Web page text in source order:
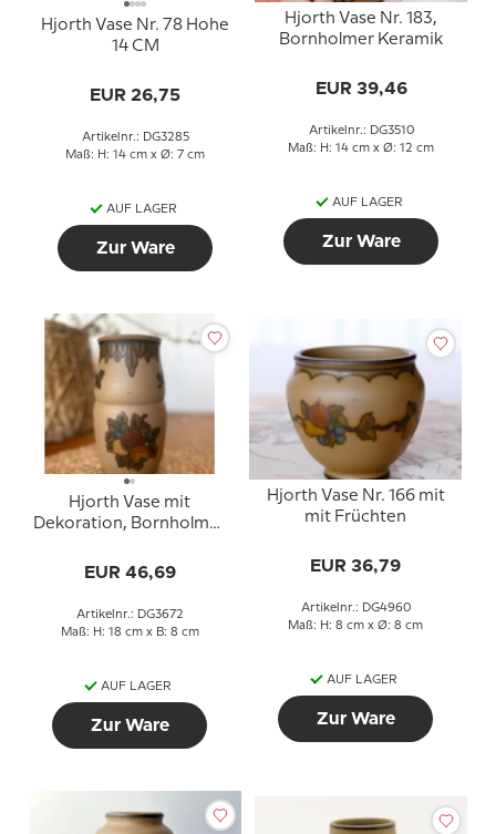
Hjorth Vase Nr. 78 Hohe
14 CM
EUR 26,75
Artikelnr.: DG3285
Maß: H: 14 cm x Ø: 7 cm
AUF LAGER
Zur Ware
Hjorth Vase Nr. 183,
Bornholmer Keramik
EUR 39,46
Artikelnr.: DG3510
Maß: H: 14 cm x Ø: 12 cm
AUF LAGER
Zur Ware
Hjorth Vase mit
Dekoration, Bornholmer
EUR 46,69
Artikelnr.: DG3672
Maß: H: 18 cm x B: 8 cm
AUF LAGER
Zur Ware
Hjorth Vase Nr. 166 mit
mit Früchten
EUR 36,79
Artikelnr.: DG4960
Maß: H: 8 cm x Ø: 8 cm
AUF LAGER
Zur Ware